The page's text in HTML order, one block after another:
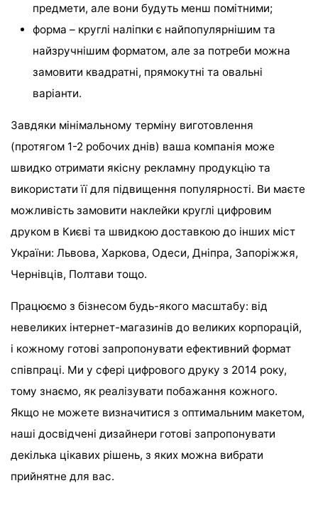
предмети, але вони будуть менш помітними;
форма – круглі наліпки є найпопулярнішим та
найзручнішим форматом, але за потреби можна
замовити квадратні, прямокутні та овальні
варіанти.
Завдяки мінімальному терміну виготовлення
(протягом 1-2 робочих днів) ваша компанія може
швидко отримати якісну рекламну продукцію та
використати її для підвищення популярності. Ви маєте
можливість замовити наклейки круглі цифровим
друком в Києві та швидкою доставкою до інших міст
України: Львова, Харкова, Одеси, Дніпра, Запоріжжя,
Чернівців, Полтави тощо.
Працюємо з бізнесом будь-якого масштабу: від
невеликих інтернет-магазинів до великих корпорацій,
і кожному готові запропонувати ефективний формат
співпраці. Ми у сфері цифрового друку з 2014 року,
тому знаємо, як реалізувати побажання кожного.
Якщо не можете визначитися з оптимальним макетом,
наші досвідчені дизайнери готові запропонувати
декілька цікавих рішень, з яких можна вибрати
прийнятне для вас.